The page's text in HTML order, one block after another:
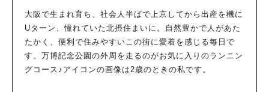
大阪で生まれ育ち、社会人半ばで上京してから出産を機に
Uターン、憧れていた北摂住まいに。自然豊かで人があた
たかく、便利で住みやすいこの街に愛着を感じる毎日で
す。万博記念公園の外周を走るのがお気に入りのランニン
グコース♪アイコンの画像は2歳のときの私です。